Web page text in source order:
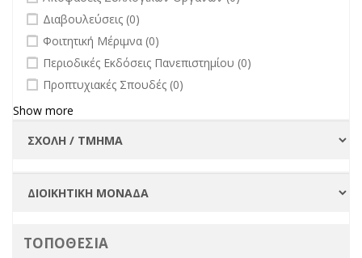
undefined
Διαβουλεύσεις (0)
undefined
Φοιτητική Μέριμνα (0)
undefined
Περιοδικές Εκδόσεις Πανεπιστημίου (0)
undefined
Προπτυχιακές Σπουδές (0)
Show more
ΤΟΠΟΘΕΣΙΑ